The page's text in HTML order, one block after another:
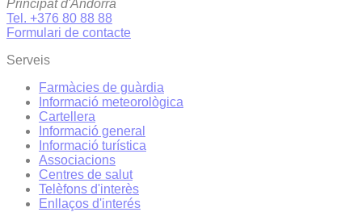
Principat d'Andorra
Tel. +376 80 88 88
Formulari de contacte
Serveis
Farmàcies de guàrdia
Informació meteorològica
Cartellera
Informació general
Informació turística
Associacions
Centres de salut
Telèfons d'interès
Enllaços d'interés